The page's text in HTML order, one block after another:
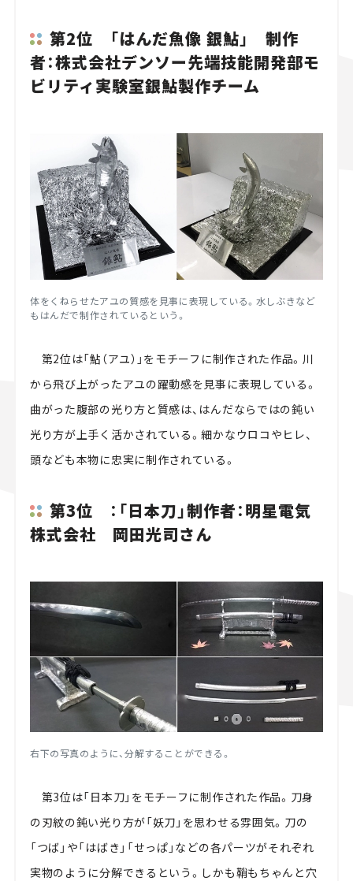
第2位 「はんだ魚像 銀鮎」 制作
者：株式会社デンソー先端技能開発部モ
ビリティ実験室銀鮎製作チーム
体をくねらせたアユの質感を見事に表現している。水しぶきなど
もはんだで制作されているという。
第2位は「鮎（アユ）」をモチーフに制作された作品。川
から飛び上がったアユの躍動感を見事に表現している。
曲がった腹部の光り方と質感は、はんだならではの鈍い
光り方が上手く活かされている。細かなウロコやヒレ、
頭なども本物に忠実に制作されている。
第3位 ：「日本刀」制作者：明星電気
株式会社 岡田光司さん
右下の写真のように、分解することができる。
第3位は「日本刀」をモチーフに制作された作品。刀身
の刃紋の鈍い光り方が「妖刀」を思わせる雰囲気。刀の
「つば」や「はばき」「せっぱ」などの各パーツがそれぞれ
実物のように分解できるという。しかも鞘もちゃんと穴